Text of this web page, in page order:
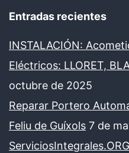
Entradas recientes
INSTALACIÓN:
Eléctricos: LLORET,
octubre de 2025
Reparar Portero
Feliu de Guíxols 7 de